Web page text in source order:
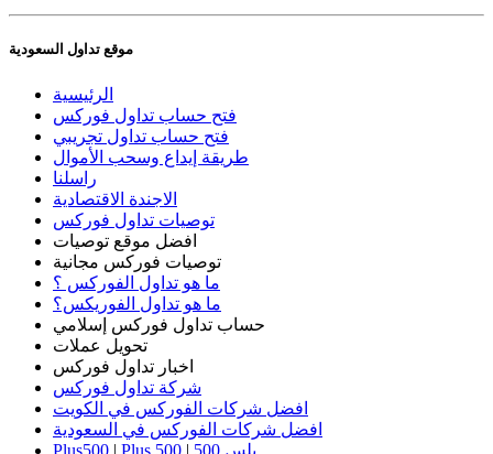
موقع تداول السعودية
الرئيسية
فتح حساب تداول فوركس
فتح حساب تداول تجريبي
طريقة إيداع وسحب الأموال
راسلنا
الاجندة الاقتصادية
توصيات تداول فوركس
افضل موقع توصيات
توصيات فوركس مجانية
ما هو تداول الفوركس ؟
ما هو تداول الفوريكس؟
حساب تداول فوركس إسلامي
تحويل عملات
اخبار تداول فوركس
شركة تداول فوركس
افضل شركات الفوركس في الكويت
افضل شركات الفوركس في السعودية
Plus500 | Plus 500 |
بلس 500